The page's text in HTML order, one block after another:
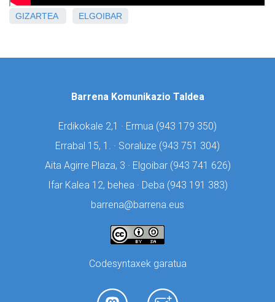
GIZARTEA ELGOIBAR
Barrena Komunikazio Taldea
Erdikokale 2,1 · Ermua (943 179 350)
Errabal 15, 1. · Soraluze (943 751 304)
Aita Agirre Plaza, 3 · Elgoibar (943 741 626)
Ifar Kalea 12, behea · Deba (943 191 383)
barrena@barrena.eus
Codesyntaxek garatua